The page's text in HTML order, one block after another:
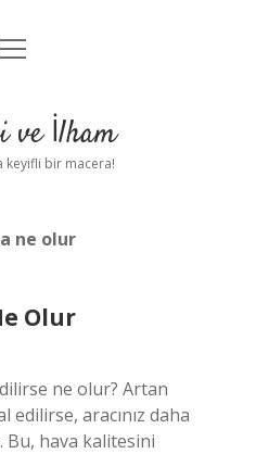
Uyarı
menüyü
ve İlham
keyifli bir macera!
ne olur
Olur
ne olur? Artan
aracınız daha
Bu, hava kalitesini